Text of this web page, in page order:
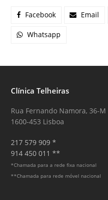
Facebook Email
Whatsapp
Clínica Telheiras
Rua Fernando Namora, 36-M
1600-453 Lisboa
217 579 909 *
914 450 011 **
*Chamada para a rede fixa nacional
**Chamada para rede móvel nacional